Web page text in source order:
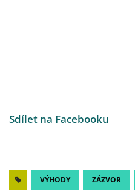
Sdílet na Facebooku
VÝHODY ZÁZVOR